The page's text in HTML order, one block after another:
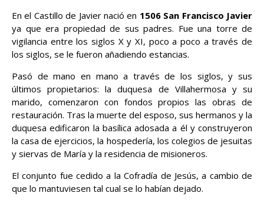
En el Castillo de Javier nació en 1506 San Francisco Javier
ya que era propiedad de sus padres. Fue una torre de
vigilancia entre los siglos X y XI, poco a poco a través de
los siglos, se le fueron añadiendo estancias.
Pasó de mano en mano a través de los siglos, y sus
últimos propietarios: la duquesa de Villahermosa y su
marido, comenzaron con fondos propios las obras de
restauración. Tras la muerte del esposo, sus hermanos y la
duquesa edificaron la basílica adosada a él y construyeron
la casa de ejercicios, la hospedería, los colegios de jesuitas
y siervas de María y la residencia de misioneros.
El conjunto fue cedido a la Cofradía de Jesús, a cambio de
que lo mantuviesen tal cual se lo habían dejado.